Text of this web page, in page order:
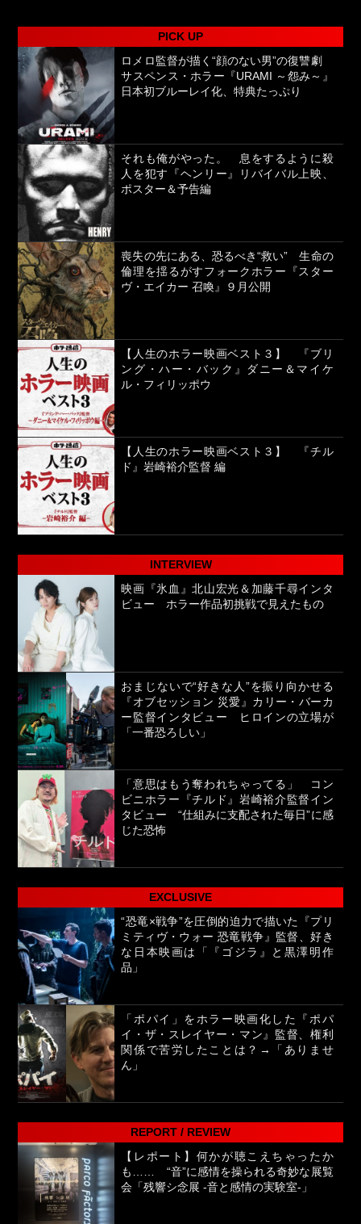
PICK UP
ロメロ監督が描く“顔のない男”の復讐劇
サスペンス・ホラー『URAMI ～怨み～』
日本初ブルーレイ化、特典たっぷり
それも俺がやった。 息をするように殺
人を犯す『ヘンリー』リバイバル上映、
ポスター＆予告編
喪失の先にある、恐るべき“救い” 生命の
倫理を揺るがすフォークホラー『スター
ヴ・エイカー 召喚』９月公開
【人生のホラー映画ベスト３】 『ブリ
ング・ハー・バック』ダニー＆マイケ
ル・フィリッポウ
【人生のホラー映画ベスト３】 『チル
ド』岩崎裕介監督 編
INTERVIEW
映画『氷血』北山宏光＆加藤千尋インタ
ビュー ホラー作品初挑戦で見えたもの
おまじないで“好きな人”を振り向かせる
『オブセッション 災愛』カリー・バーカ
ー監督インタビュー ヒロインの立場が
「一番恐ろしい」
「意思はもう奪われちゃってる」 コン
ビニホラー『チルド』岩崎裕介監督イン
タビュー “仕組みに支配された毎日”に感
じた恐怖
EXCLUSIVE
“恐竜×戦争”を圧倒的迫力で描いた『プリ
ミティヴ・ウォー 恐竜戦争』監督、好き
な日本映画は「『ゴジラ』と黒澤明作
品」
「ポパイ」をホラー映画化した『ポパ
イ・ザ・スレイヤー・マン』監督、権利
関係で苦労したことは？→「ありませ
ん」
REPORT / REVIEW
【レポート】何かが聴こえちゃったか
も…… “音”に感情を操られる奇妙な展覧
会「残響シ念展 -⾳と感情の実験室-」